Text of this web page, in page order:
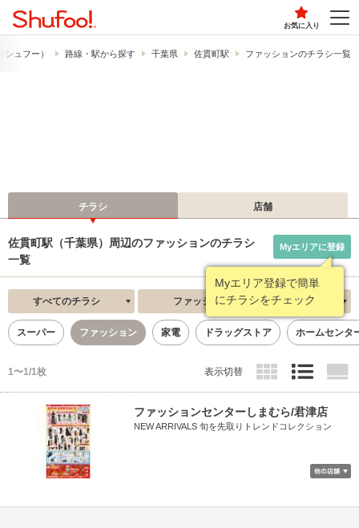
お気に入り
ュフー） 路線・駅から探す 千葉県 佐貫町駅 ファッションのチラシ一覧
チラシ 店舗
佐貫町駅（千葉県）周辺のファッションのチラシ
一覧
Myエリア登録で簡単
にチラシをチェック
Myエリアに登録
すべてのチラシ ファッション 新着順
スーパー ファッション 家電 ドラッグストア ホームセンタ
1〜1/1枚 表示切替
ファッションセンターしまむら/君津店
NEW ARRIVALS 旬を先取りトレンドコレクション